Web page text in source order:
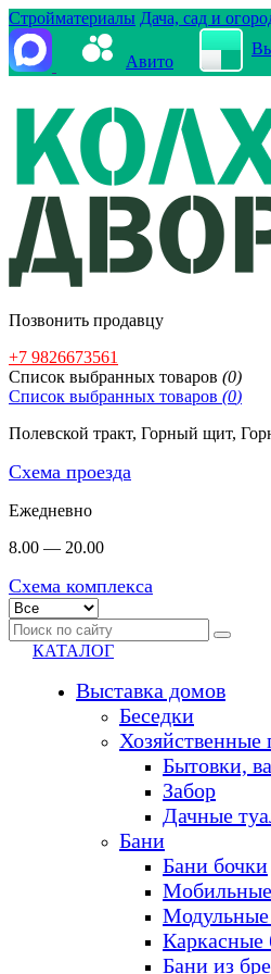
Стройматериалы Дача, сад и
Авито
Позвонить продавцу
+7 9826673561
Cписок выбранных товаров (0)
Cписок выбранных товаров (0)
Полевской тракт, Горный щит,
Схема проезда
Ежедневно
8.00 — 20.00
Схема комплекса
КАТАЛОГ
Выставка домов
Беседки
Хозяйственные
Бытовки,
Забор
Дачные
Бани
Бани бочки
Каркасные
Бани из